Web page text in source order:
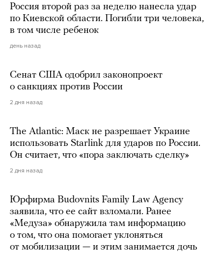
Россия второй раз за неделю нанесла удар
по Киевской области. Погибли три человека,
в том числе ребенок
день назад
Сенат США одобрил законопроект
о санкциях против России
2 дня назад
The Atlantic: Маск не разрешает Украине
использовать Starlink для ударов по России.
Он считает, что «пора заключать сделку»
2 дня назад
Юрфирма Budovnits Family Law Agency
заявила, что ее сайт взломали. Ранее
«Медуза» обнаружила там информацию
о том, что она помогает уклоняться
от мобилизации — и этим занимается дочь